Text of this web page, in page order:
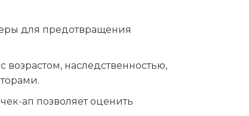
для предотвращения
наследственностью,
ап позволяет оценить